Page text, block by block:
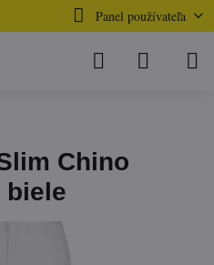
Panel používateľa
Chino
biele